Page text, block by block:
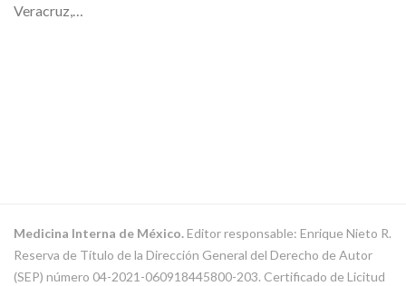
Veracruz,…
Medicina Interna de México.Editor responsable: Enrique Nieto R.
Reserva de Título de la Dirección General del Derecho de Autor
(SEP) número 04-2021-060918445800-203. Certificado de Licitud